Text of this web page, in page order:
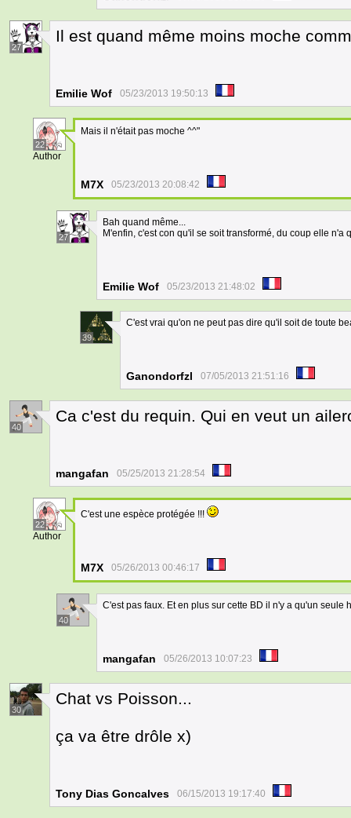
27
Il est quand même moins moche
Emilie Wof 05/23/2013 19:50:13
22
Author
Mais il n'était pas moche ^^"
M7X 05/23/2013 20:08:42
27
Bah quand même...
M'enfin, c'est con qu'il se soit transformé, du coup elle n'a
Emilie Wof 05/23/2013 21:48:02
39
C'est vrai qu'on ne peut pas dire qu'il soit de toute
Ganondorfzl 07/05/2013 21:51:16
40
Ca c'est du requin. Qui en veut un
mangafan 05/25/2013 21:28:54
22
Author
C'est une espèce protégée !!!
M7X 05/26/2013 00:46:17
40
C'est pas faux. Et en plus sur cette BD il n'y a qu'un seule
mangafan 05/26/2013 10:07:23
30
Chat vs Poisson...
ça va être drôle x)
Tony Dias Goncalves 06/15/2013 19:17:40